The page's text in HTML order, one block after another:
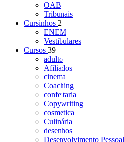
OAB
Tribunais
Cursinhos 2
ENEM
Vestibulares
Cursos 39
adulto
Afiliados
cinema
Coaching
confeitaria
Copywriting
cosmetica
Culinária
desenhos
Desenvolvimento Pessoal